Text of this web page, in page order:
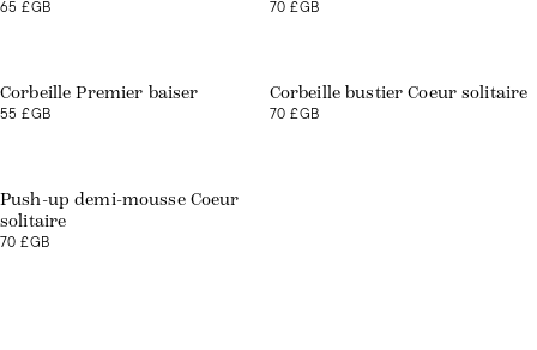
65 £GB 70 £GB
Corbeille Premier baiser
55 £GB
Corbeille bustier Coeur solitaire
70 £GB
Push-up demi-mousse Coeur
solitaire
70 £GB